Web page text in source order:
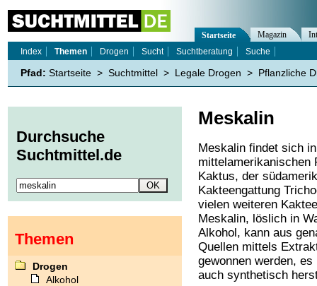
Meskalin
Meskalin findet sich
mittelamerikanischen
Kaktus, der
Kakteengattung
vielen weiteren
Meskalin, löslich in
Alkohol, kann aus
Quellen mittels
gewonnen werden,
auch synthetisch
Startseite Magazin
Index
Themen Drogen Sucht Suchtberatung Suche
Pfad: Startseite > Suchtmittel > Legale Drogen > Pflanzliche
Durchsuche
Suchtmittel.de
Themen
Drogen
Alkohol